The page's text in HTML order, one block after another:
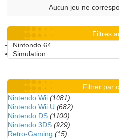
Aucun jeu ne
Filtres
Nintendo 64
Simulation
Filtrer par
Nintendo Wii (1081)
Nintendo Wii U (682)
Nintendo DS (1100)
Nintendo 3DS (929)
Retro-Gaming (15)